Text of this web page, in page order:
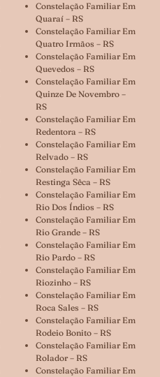
Constelação Familiar Em
Quaraí – RS
Constelação Familiar Em
Quatro Irmãos – RS
Constelação Familiar Em
Quevedos – RS
Constelação Familiar Em
Quinze De Novembro –
RS
Constelação Familiar Em
Redentora – RS
Constelação Familiar Em
Relvado – RS
Constelação Familiar Em
Restinga Sêca – RS
Constelação Familiar Em
Rio Dos Índios – RS
Constelação Familiar Em
Rio Grande – RS
Constelação Familiar Em
Rio Pardo – RS
Constelação Familiar Em
Riozinho – RS
Constelação Familiar Em
Roca Sales – RS
Constelação Familiar Em
Rodeio Bonito – RS
Constelação Familiar Em
Rolador – RS
Constelação Familiar Em